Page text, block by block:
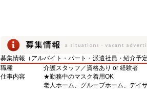
募集情報（アルバイト・パート・派遣社員・紹介予定
職種
介護スタッフ／資格あり or 経験者
仕事内容
★勤務中のマスク着用OK
老人ホーム、グループホーム、デイ